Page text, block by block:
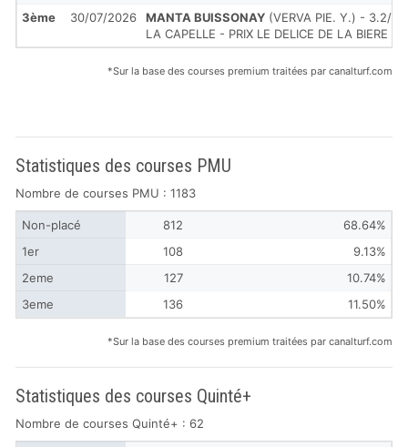
3ème
30/07/2026 MANTA BUISSONAY (VERVA PIE. Y.) - 3.2/1
LA CAPELLE - PRIX LE DELICE DE LA BIERE -
*Sur la base des courses premium traitées par canalturf.com
Statistiques des courses PMU
Nombre de courses PMU : 1183
Non-placé 812
68.64%
1er
108
9.13%
2eme
127
10.74%
3eme
136 11.50%
*Sur la base des courses premium traitées par canalturf.com
Statistiques des courses Quinté+
Nombre de courses Quinté+ : 62